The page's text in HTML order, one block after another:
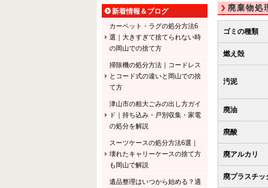
廃棄物処
ゴミの種類
燃え殻
汚泥
廃油
廃酸
廃アルカリ
廃プラスチッ
新着情報＆ブログ
カーペット・ラグの処分方法6
選｜大きすぎて捨てられない時
の岡山での捨て方
掃除機の処分方法｜コードレス
とコード式の違いと岡山での捨
て方
津山市の粗大ごみの出し方ガイ
ド｜持ち込み・戸別収集・家電
の処分を解説
スーツケースの処分方法6選｜
壊れたキャリーケースの捨て方
も岡山で解説
遺品整理はいつから始める？適